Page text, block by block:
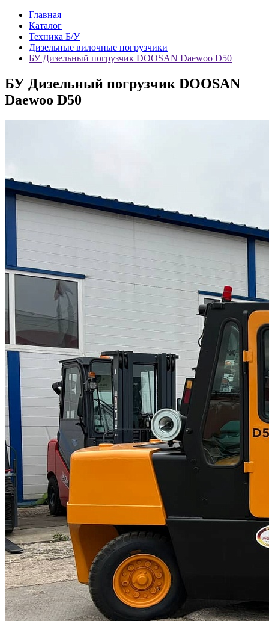
Главная
Каталог
Техника Б/У
Дизельные вилочные погрузчики
БУ Дизельный погрузчик DOOSAN Daewoo D50
БУ Дизельный погрузчик DOOSAN
Daewoo D50